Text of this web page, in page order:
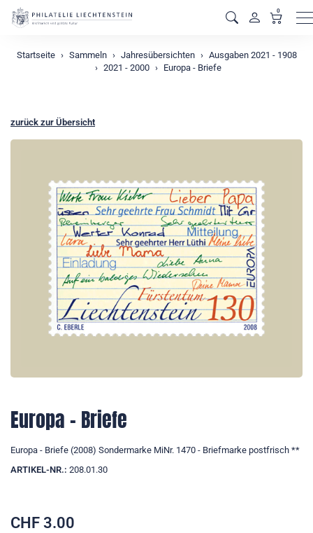
0
Startseite Sammeln Jahresübersichten
Ausgaben 2021 - 1908
2021 - 2000
Europa - Briefe
zurück zur Übersicht
Europa - Briefe
Europa - Briefe (2008) Sondermarke MiNr. 1470 - Briefmarke postfrisch **
ARTIKEL-NR.: 208.01.30
CHF 3.00